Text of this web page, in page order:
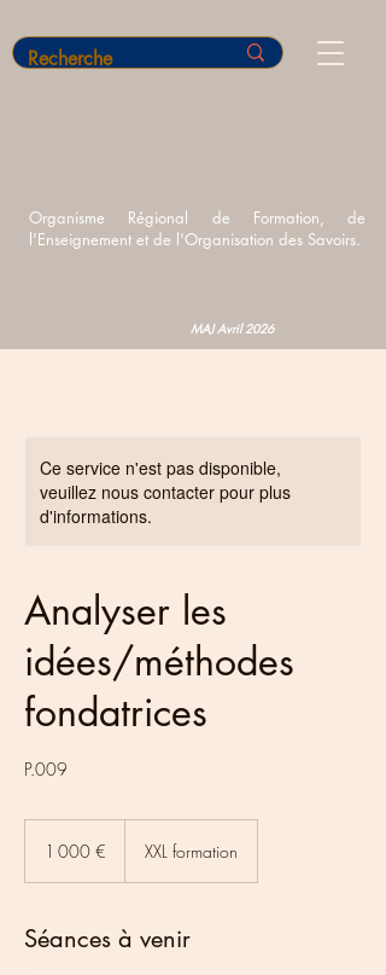
Organisme Régional de Formation, de
l'Enseignement et de l'Organisation des Savoirs.
MAJ Avril 2026
Ce service n'est pas disponible,
veuillez nous contacter pour plus
d'informations.
Analyser les
idées/méthodes
fondatrices
P.009
1 000 € XXL formation
Séances à venir